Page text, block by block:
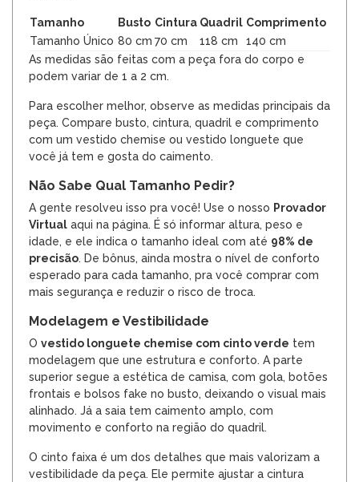
Tamanho Busto Cintura Quadril Comprimento
Tamanho Único 80 cm 70 cm 118 cm
140 cm
As medidas são feitas com a peça fora do corpo e
podem variar de 1 a 2 cm.
Para escolher melhor, observe as medidas principais da
peça. Compare busto, cintura, quadril e comprimento
com um vestido chemise ou vestido longuete que
você já tem e gosta do caimento.
Não Sabe Qual Tamanho Pedir?
A gente resolveu isso pra você! Use o nosso Provador
Virtual aqui na página. É só informar altura, peso e
idade, e ele indica o tamanho ideal com até 98% de
precisão. De bônus, ainda mostra o nível de conforto
esperado para cada tamanho, pra você comprar com
mais segurança e reduzir o risco de troca.
Modelagem e Vestibilidade
O vestido longuete chemise com cinto verde tem
modelagem que une estrutura e conforto. A parte
superior segue a estética de camisa, com gola, botões
frontais e bolsos fake no busto, deixando o visual mais
alinhado. Já a saia tem caimento amplo, com
movimento e conforto na região do quadril.
O cinto faixa é um dos detalhes que mais valorizam a
vestibilidade da peça. Ele permite ajustar a cintura